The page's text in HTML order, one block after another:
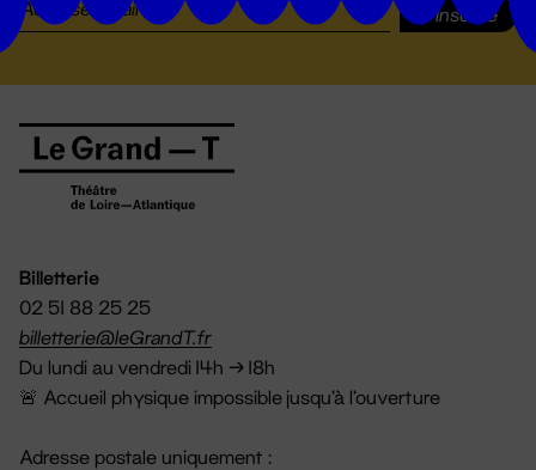
S'inscrire
Billetterie
02 51 88 25 25
billetterie@leGrandT.fr
Du lundi au vendredi 14h → 18h
🚨 Accueil physique impossible jusqu'à l'ouverture
Adresse postale uniquement :